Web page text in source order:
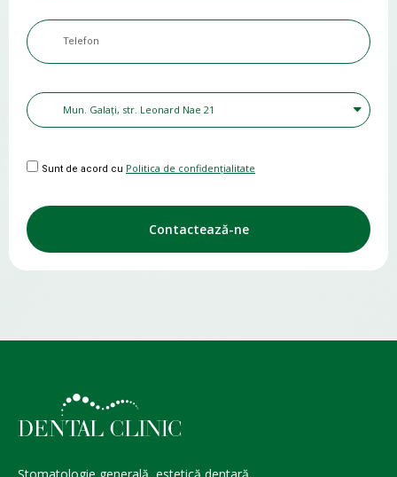
Sunt de acord cu Politica de confidențialitate
Contactează-ne